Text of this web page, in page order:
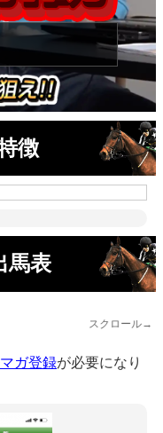
徴
馬表
スクロール→
ガ登録が必要になり